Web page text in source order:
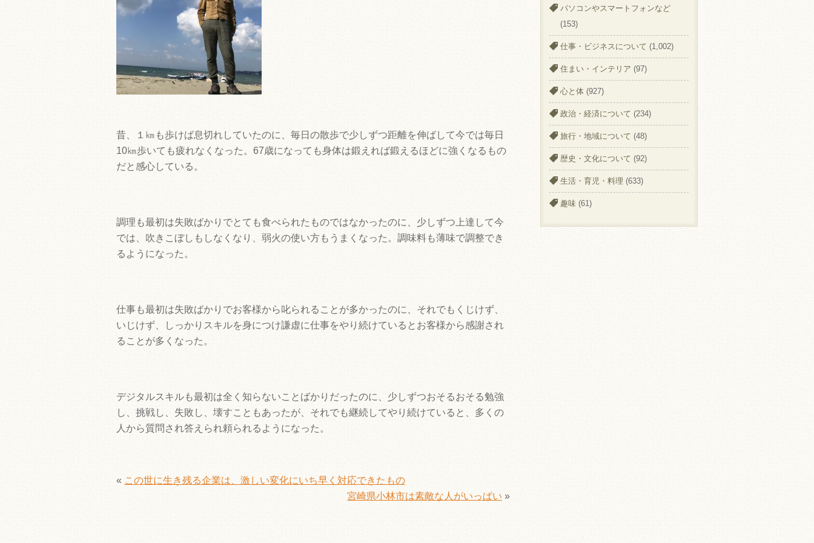
昔、１㎞も歩けば息切れしていたのに、毎日の散歩で少しずつ距離を伸ばして今では毎日
10㎞歩いても疲れなくなった。67歳になっても身体は鍛えれば鍛えるほどに強くなるもの
だと感心している。
調理も最初は失敗ばかりでとても食べられたものではなかったのに、少しずつ上達して今
では、吹きこぼしもしなくなり、弱火の使い方もうまくなった。調味料も薄味で調整でき
るようになった。
仕事も最初は失敗ばかりでお客様から叱られることが多かったのに、それでもくじけず、
いじけず、しっかりスキルを身につけ謙虚に仕事をやり続けているとお客様から感謝され
ることが多くなった。
デジタルスキルも最初は全く知らないことばかりだったのに、少しずつおそるおそる勉強
し、挑戦し、失敗し、壊すこともあったが、それでも継続してやり続けていると、多くの
人から質問され答えられ頼られるようになった。
« この世に生き残る企業は、激しい変化にいち早く対応できたもの
宮崎県小林市は素敵な人がいっぱい »
パソコンやスマートフォンなど
(153)
仕事・ビジネスについて (1,002)
住まい・インテリア (97)
心と体 (927)
政治・経済について (234)
旅行・地域について (48)
歴史・文化について (92)
生活・育児・料理 (633)
趣味 (61)